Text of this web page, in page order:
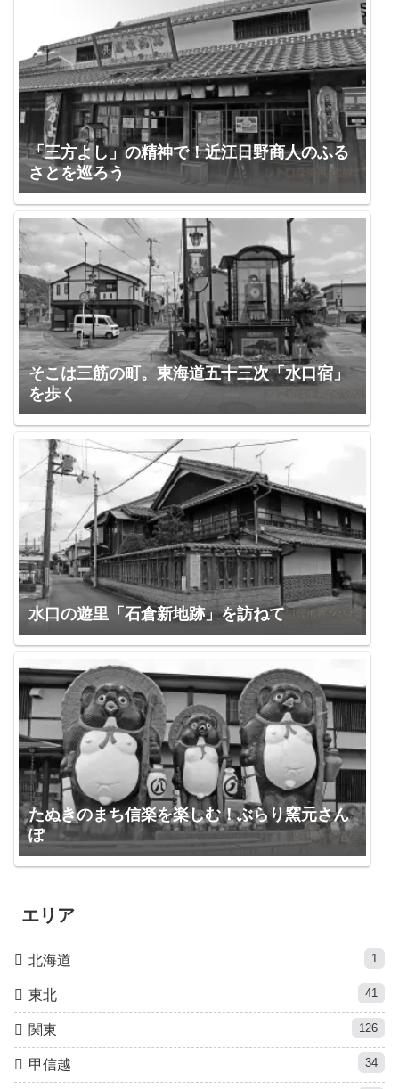
「三方よし」の精神で！近江日野商人のふる
さとを巡ろう
そこは三筋の町。東海道五十三次「水口宿」
を歩く
水口の遊里「石倉新地跡」を訪ねて
たぬきのまち信楽を楽しむ！ぶらり窯元さん
ぽ
エリア
北海道 1
東北 41
関東 126
甲信越 34